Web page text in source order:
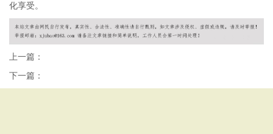
化享受。
上一篇：
下一篇：